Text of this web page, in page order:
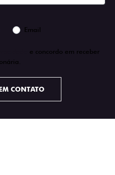
Email
e concordo em receber
CONTATO